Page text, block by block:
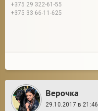
+375 29 322-61-55
+375 33 66-11-625
Верочка
29.10.2017 в 21:46